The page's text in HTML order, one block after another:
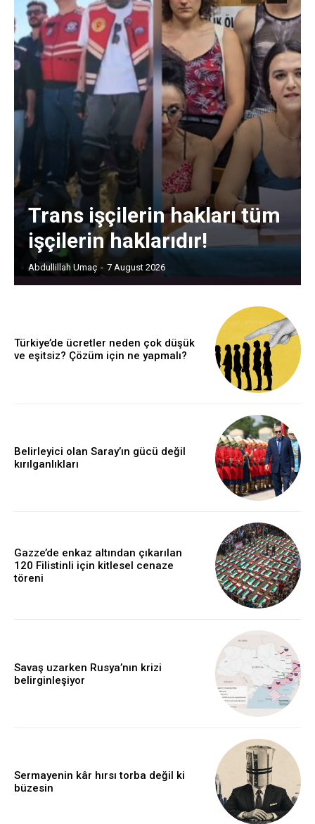
Trans işçilerin hakları tüm
işçilerin haklarıdır!
Abdullillah Umaç - 7 August 2026
Türkiye’de ücretler neden çok düşük
ve eşitsiz? Çözüm için ne yapmalı?
Belirleyici olan Saray’ın gücü değil
kırılganlıkları
Gazze’de enkaz altından çıkarılan
120 Filistinli için kitlesel cenaze
töreni
Savaş uzarken Rusya’nın krizi
belirginleşiyor
Sermayenin kâr hırsı torba değil ki
büzesin